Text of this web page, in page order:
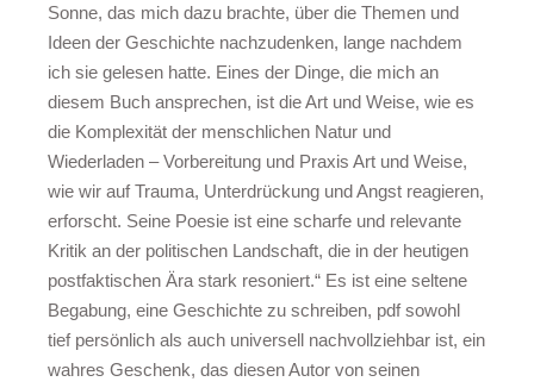
Sonne, das mich dazu brachte, über die Themen und
Ideen der Geschichte nachzudenken, lange nachdem
ich sie gelesen hatte. Eines der Dinge, die mich an
diesem Buch ansprechen, ist die Art und Weise, wie es
die Komplexität der menschlichen Natur und
Wiederladen – Vorbereitung und Praxis Art und Weise,
wie wir auf Trauma, Unterdrückung und Angst reagieren,
erforscht. Seine Poesie ist eine scharfe und relevante
Kritik an der politischen Landschaft, die in der heutigen
postfaktischen Ära stark resoniert.“ Es ist eine seltene
Begabung, eine Geschichte zu schreiben, pdf sowohl
tief persönlich als auch universell nachvollziehbar ist, ein
wahres Geschenk, das diesen Autor von seinen